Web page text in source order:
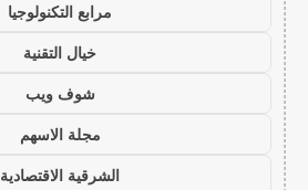
مرابع التكنولوجيا
خيال التقنية
شوف ويب
مجلة الاسهم
الشرقية الاقتصادية